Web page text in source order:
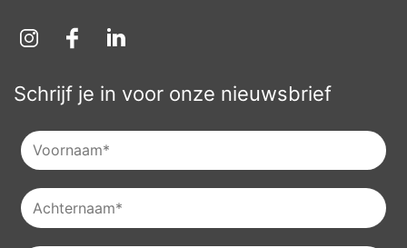
Schrijf je in voor onze nieuwsbrief